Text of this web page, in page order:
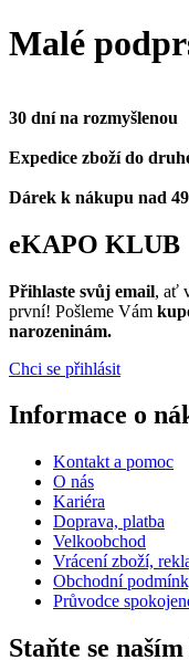
Malé
30 dní na rozmyšlenou
Expedice zboží do
Dárek k nákupu nad
eKAPO KLUB
Přihlaste svůj email, ať
první! Pošleme Vám
narozeninám.
Chci se přihlásit
Informace o
Kontakt a pomoc
O nás
Kariéra
Doprava, platba
Velkoobchod
Vrácení zboží,
Obchodní
Průvodce
Staňte se